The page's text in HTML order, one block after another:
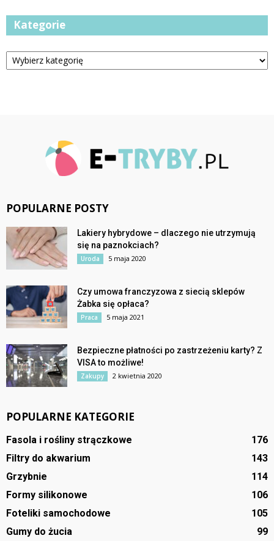
Kategorie
Kategorie
POPULARNE POSTY
Lakiery hybrydowe – dlaczego nie utrzymują
się na paznokciach?
Uroda 5 maja 2020
Czy umowa franczyzowa z siecią sklepów
Żabka się opłaca?
Praca 5 maja 2021
Bezpieczne płatności po zastrzeżeniu karty? Z
VISA to możliwe!
Zakupy 2 kwietnia 2020
POPULARNE KATEGORIE
Fasola i rośliny strączkowe
176
Filtry do akwarium
143
Grzybnie
114
Formy silikonowe
106
Foteliki samochodowe
105
Gumy do żucia
99